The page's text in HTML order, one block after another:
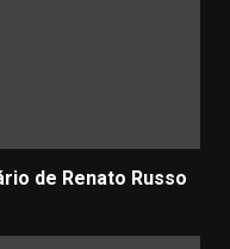
de Renato Russo